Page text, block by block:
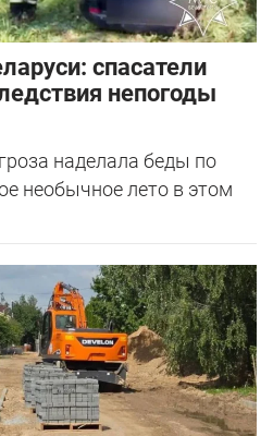
спасатели
непогоды
наделала беды по
необычное лето в этом